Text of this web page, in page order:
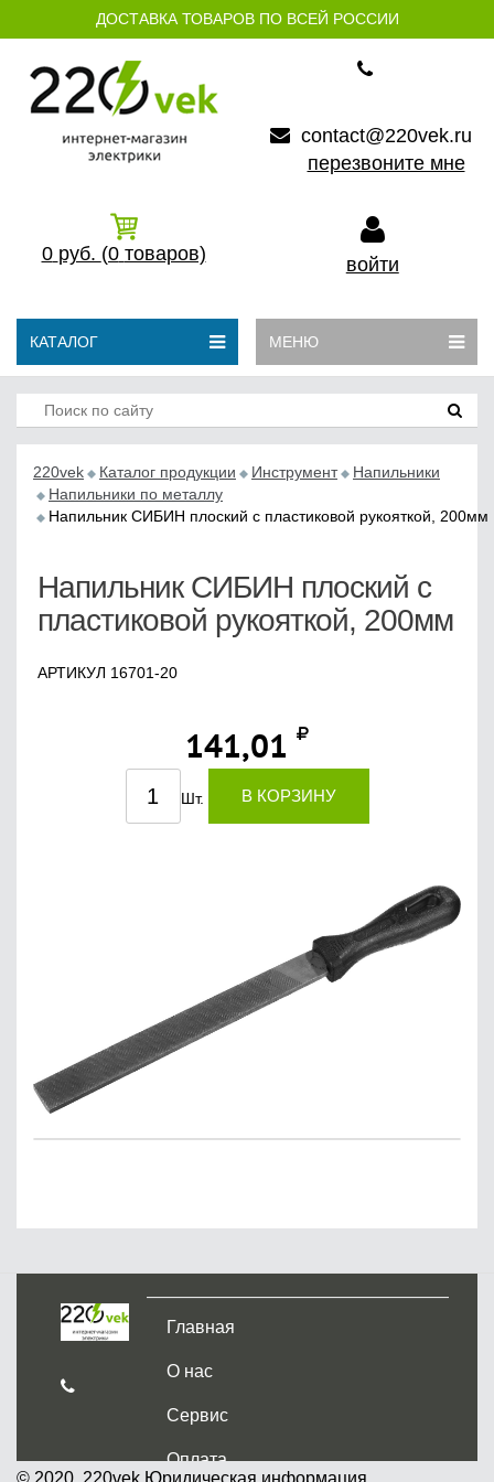
ДОСТАВКА ТОВАРОВ ПО ВСЕЙ РОССИИ
contact@220vek.ru
перезвоните мне
0 руб. (0 товаров) войти
КАТАЛОГ МЕНЮ
220vek Каталог продукции Инструмент
Напильники
Напильники по металлу
Напильник СИБИН плоский с пластиковой рукояткой, 200мм
Напильник СИБИН плоский с
пластиковой рукояткой, 200мм
АРТИКУЛ 16701-20
141,01
Шт. В КОРЗИНУ
Главная
О нас
Сервис
Оплата
© 2020, 220vek Юридическая информация